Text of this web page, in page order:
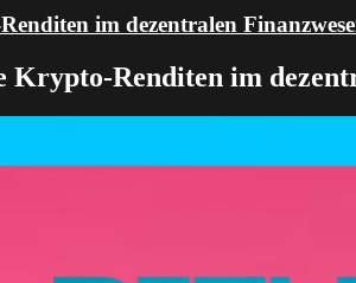
im dezentralen
Renditen im